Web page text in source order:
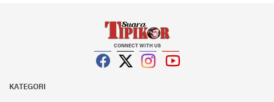
CONNECT WITH US
KATEGORI